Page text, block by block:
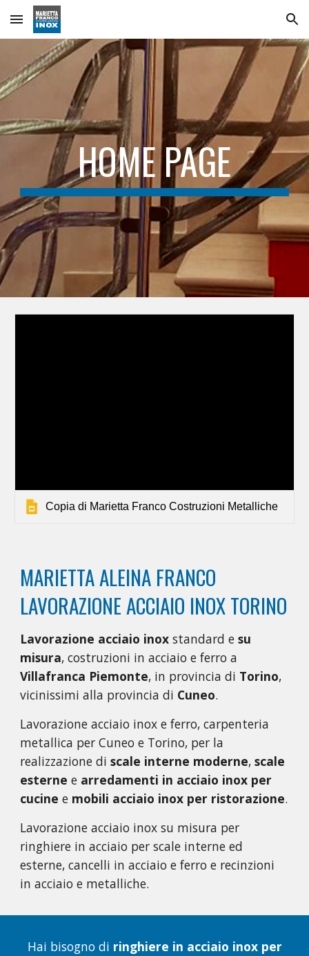
Skip to main content Skip to navigation
HOME PAGE
Copia di Marietta Franco Costruzioni Metalliche
MARIETTA ALEINA FRANCO
LAVORAZIONE ACCIAIO INOX TORINO
Lavorazione acciaio inox standard esu
misura, costruzioni in acciaio e ferro a
Villafranca Piemonte, in provincia di Torino,
vicinissimi alla provincia di Cuneo.
Lavorazione acciaio inox e ferro, carpenteria
metallica per Cuneo e Torino, per la
realizzazione discale interne moderne,scale
esterne e arredamenti in acciaio inox per
cucine e mobili acciaio inox per ristorazione.
Lavorazione acciaio inox su misura per
ringhiere in acciaio per scale interne ed
esterne, cancelli in acciaio e ferro e recinzioni
in acciaio e metalliche.
Hai bisogno di ringhiere in acciaio inox per